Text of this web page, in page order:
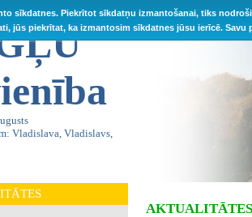
sīkdatnes. Piekrītot sīkdatņu izmantošanai, tiks
jūs piekrītat, ka izmantosim sīkdatnes jūsu ierīcē.
Vladislava, Vladislavs,
AKTUALITĀTES